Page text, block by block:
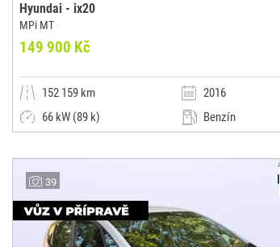
Hyundai - ix20
MPi MT
149 900 Kč
152 159 km
2016
66 kW (89 k)
Benzín
AUTO - PYTELA s.r.o.
Vyškov
39